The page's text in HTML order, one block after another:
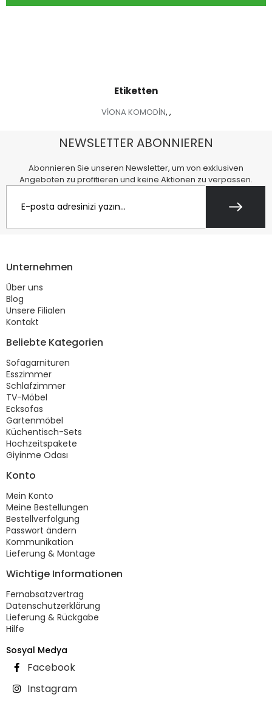
Etiketten
VİONA KOMODİN, ,
NEWSLETTER ABONNIEREN
Abonnieren Sie unseren Newsletter, um von exklusiven
Angeboten zu profitieren und keine Aktionen zu verpassen.
Unternehmen
Über uns
Blog
Unsere Filialen
Kontakt
Beliebte Kategorien
Sofagarnituren
Esszimmer
Schlafzimmer
TV-Möbel
Ecksofas
Gartenmöbel
Küchentisch-Sets
Hochzeitspakete
Giyinme Odası
Konto
Mein Konto
Meine Bestellungen
Bestellverfolgung
Passwort ändern
Kommunikation
Lieferung & Montage
Wichtige Informationen
Fernabsatzvertrag
Datenschutzerklärung
Lieferung & Rückgabe
Hilfe
Sosyal Medya
Facebook
Instagram